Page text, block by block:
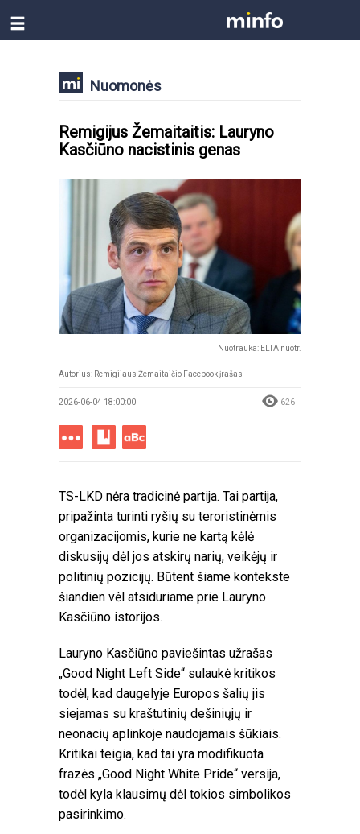
Nuomonės
Remigijus Žemaitaitis: Lauryno
Kasčiūno nacistinis genas
Nuotrauka: ELTA nuotr.
Autorius: Remigijaus Žemaitaičio Facebook įrašas
2026-06-04 18:00:00 626
TS-LKD nėra tradicinė partija. Tai partija,
pripažinta turinti ryšių su teroristinėmis
organizacijomis, kurie ne kartą kėlė
diskusijų dėl jos atskirų narių, veikėjų ir
politinių pozicijų. Būtent šiame kontekste
šiandien vėl atsiduriame prie Lauryno
Kasčiūno istorijos.
Lauryno Kasčiūno paviešintas užrašas
„Good Night Left Side“ sulaukė kritikos
todėl, kad daugelyje Europos šalių jis
siejamas su kraštutinių dešiniųjų ir
neonacių aplinkoje naudojamais šūkiais.
Kritikai teigia, kad tai yra modifikuota
frazės „Good Night White Pride“ versija,
todėl kyla klausimų dėl tokios simbolikos
pasirinkimo.